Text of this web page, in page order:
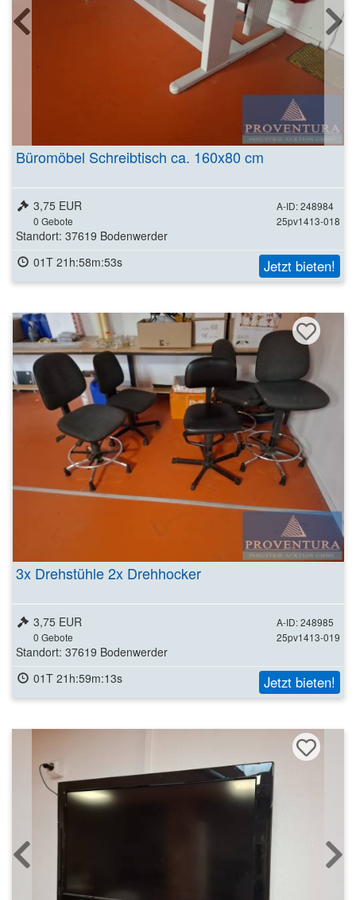
Büromöbel Schreibtisch ca. 160x80 cm
A-ID: 248984
25pv1413-018
3,75 EUR
0 Gebote
Standort: 37619 Bodenwerder
01T 21h:58m:51s
Jetzt bieten!
3x Drehstühle 2x Drehhocker
A-ID: 248985
25pv1413-019
3,75 EUR
0 Gebote
Standort: 37619 Bodenwerder
01T 21h:59m:11s
Jetzt bieten!